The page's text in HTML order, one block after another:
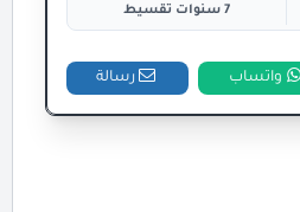
7 سنوات تقسيط
واتساب رسالة